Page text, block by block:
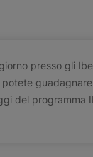
presso gli
potete
del programma